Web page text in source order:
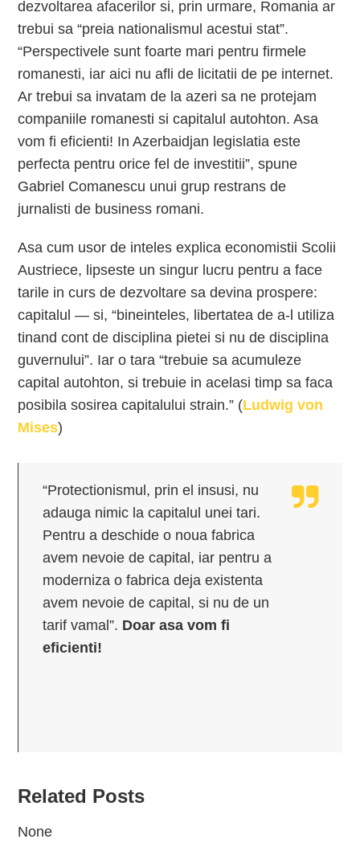
dezvoltarea afacerilor si, prin urmare, Romania ar
trebui sa “preia nationalismul acestui stat”.
“Perspectivele sunt foarte mari pentru firmele
romanesti, iar aici nu afli de licitatii de pe internet.
Ar trebui sa invatam de la azeri sa ne protejam
companiile romanesti si capitalul autohton. Asa
vom fi eficienti! In Azerbaidjan legislatia este
perfecta pentru orice fel de investitii”, spune
Gabriel Comanescu unui grup restrans de
jurnalisti de business romani.
Asa cum usor de inteles explica economistii Scolii
Austriece, lipseste un singur lucru pentru a face
tarile in curs de dezvoltare sa devina prospere:
capitalul — si, “bineinteles, libertatea de a-l utiliza
tinand cont de disciplina pietei si nu de disciplina
guvernului”. Iar o tara “trebuie sa acumuleze
capital autohton, si trebuie in acelasi timp sa faca
posibila sosirea capitalului strain.” (Ludwig von
Mises)
“Protectionismul, prin el insusi, nu
adauga nimic la capitalul unei tari.
Pentru a deschide o noua fabrica
avem nevoie de capital, iar pentru a
moderniza o fabrica deja existenta
avem nevoie de capital, si nu de un
tarif vamal”. Doar asa vom fi
eficienti!
Related Posts
None